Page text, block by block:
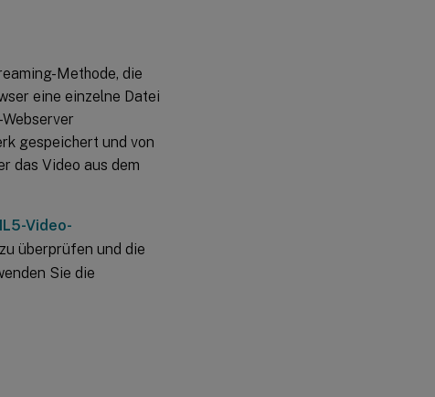
Methode, die
eine einzelne Datei
gespeichert und von
das Video aus dem
Video-
überprüfen und die
Sie die